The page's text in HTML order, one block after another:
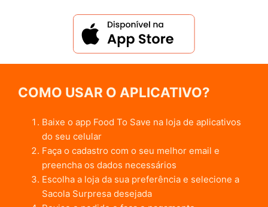
COMO USAR O APLICATIVO?
Baixe o app Food To Save na loja de aplicativos
do seu celular
Faça o cadastro com o seu melhor email e
preencha os dados necessários
Escolha a loja da sua preferência e selecione a
Sacola Surpresa desejada